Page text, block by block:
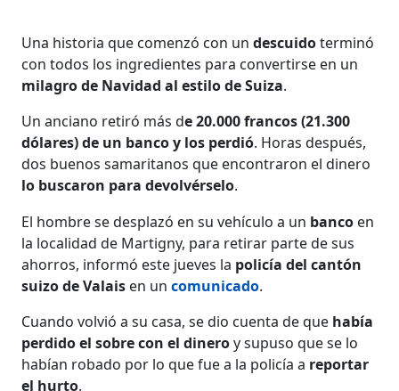
Una historia que comenzó con undescuidoterminó
con todos los ingredientes para convertirse en un
milagro de Navidad al estilo de Suiza.
Un anciano retiró más de 20.000 francos (21.300
dólares) de un banco y los perdió. Horas después,
dos buenos samaritanos que encontraron el dinero
lo buscaron para devolvérselo.
El hombre se desplazó en su vehículo a un banco en
la localidad de Martigny, para retirar parte de sus
ahorros, informó este jueves la policía del cantón
suizo de Valais en uncomunicado.
Cuando volvió a su casa, se dio cuenta de que había
perdido el sobre con el dineroy supuso que se lo
habían robado por lo que fue a la policía a reportar
el hurto.